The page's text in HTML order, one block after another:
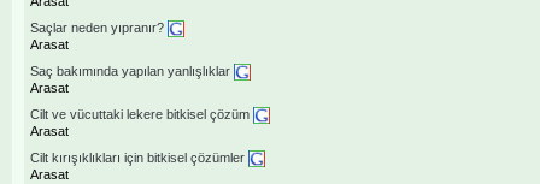
Saçlar neden yıpranır?
Arasat
Saç bakımında yapılan yanlışlıklar
Arasat
Cilt ve vücuttaki lekere bitkisel çözüm
Arasat
Cilt kırışıklıkları için bitkisel çözümler
Arasat